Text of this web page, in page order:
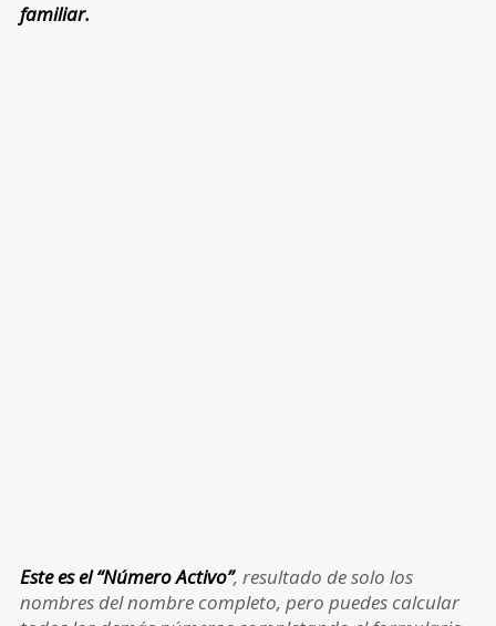
familiar.
Este es el “Número Activo”, resultado de solo los
nombres del nombre completo, pero puedes calcular